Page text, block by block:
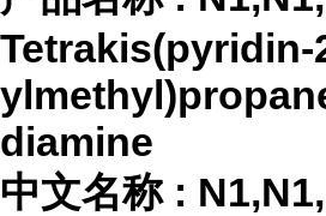
Tetrakis(pyridin-
diamine
中文名称 :